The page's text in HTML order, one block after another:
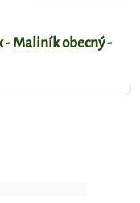
- Maliník obecný -